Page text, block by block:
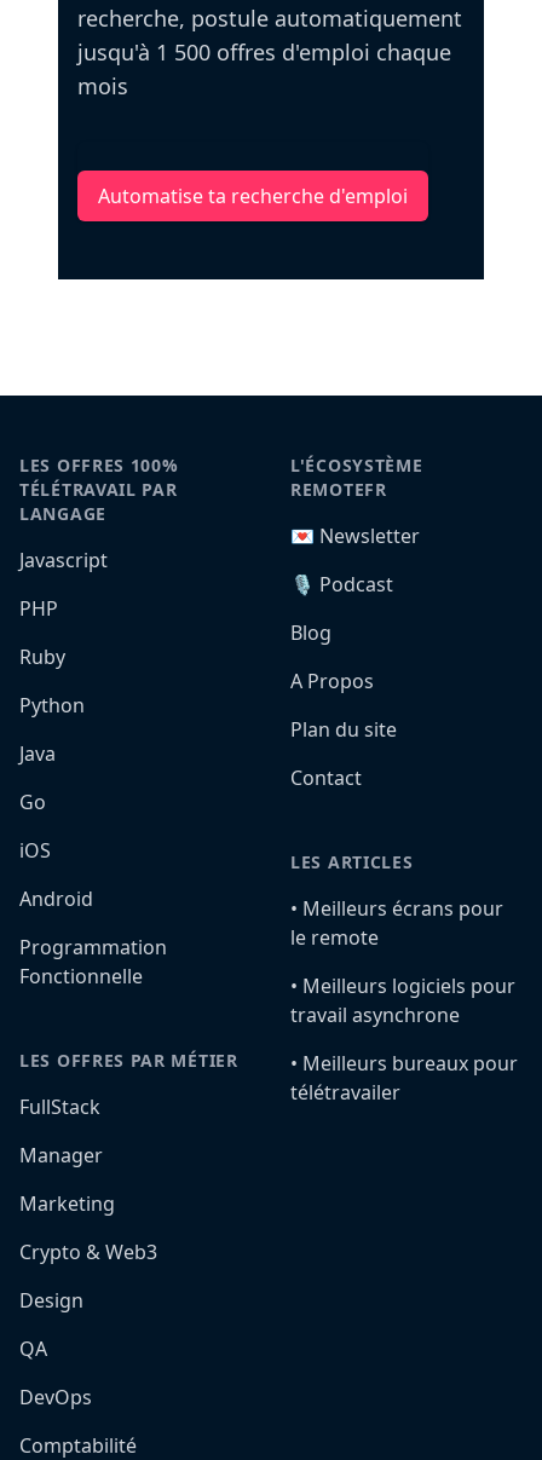
recherche, postule automatiquement
jusqu'à 1 500 offres d'emploi chaque
mois
Automatise ta recherche d'emploi
LES OFFRES 100%
TÉLÉTRAVAIL PAR
LANGAGE
Javascript
PHP
Ruby
Python
Java
Go
iOS
Android
Programmation
Fonctionnelle
LES OFFRES PAR MÉTIER
FullStack
Manager
Marketing
Crypto & Web3
Design
QA
DevOps
Comptabilité
L'ÉCOSYSTÈME
REMOTEFR
💌 Newsletter
🎙️ Podcast
Blog
A Propos
Plan du site
Contact
LES ARTICLES
•️ Meilleurs écrans pour
le remote
•️ Meilleurs logiciels pour
travail asynchrone
•️ Meilleurs bureaux pour
télétravailer